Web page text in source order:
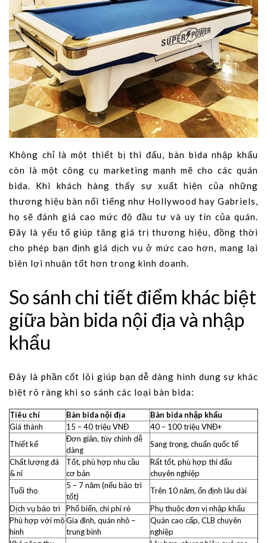
Không chỉ là một thiết bị thi đấu, bàn bida nhập khẩu
còn là một công cụ marketing mạnh mẽ cho các quán
bida. Khi khách hàng thấy sự xuất hiện của những
thương hiệu bàn nổi tiếng như Hollywood hay Gabriels,
họ sẽ đánh giá cao mức độ đầu tư và uy tín của quán.
Đây là yếu tố giúp tăng giá trị thương hiệu, đồng thời
cho phép bạn định giá dịch vụ ở mức cao hơn, mang lại
biên lợi nhuận tốt hơn trong kinh doanh.
So sánh chi tiết điểm khác biệt
giữa bàn bida nội địa và nhập
khẩu
Đây là phần cốt lõi giúp bạn dễ dàng hình dung sự khác
biệt rõ ràng khi so sánh các loại bàn bida:
Tiêu chí Bàn bida nội địa
Bàn bida nhập khẩu
Giá thành
15 – 40 triệu VNĐ
40 – 100 triệu VNĐ+
Thiết kế
Đơn giản, tùy chỉnh dễ
dàng
Sang trọng, chuẩn quốc tế
Chất lượng đá
& nỉ
Tốt, phù hợp nhu cầu
cơ bản
Rất tốt, phù hợp thi đấu
chuyên nghiệp
Tuổi thọ
5 – 7 năm (nếu bảo trì
tốt)
Trên 10 năm, ổn định lâu dài
Dịch vụ bảo trì
Phổ biến, chi phí rẻ
Phụ thuộc đơn vị nhập khẩu
Phù hợp với mô
hình
Gia đình, quán nhỏ –
trung bình
Quán cao cấp, CLB chuyên
nghiệp